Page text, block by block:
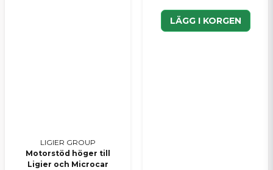
LIGIER GROUP
Motorstöd höger till
Ligier och Microcar
LÄGG I KORGEN